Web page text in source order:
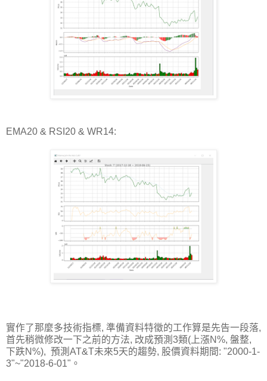
EMA20 & RSI20 & WR14:
實作了那麼多技術指標, 準備資料特徵的工作算是先告一段落,
首先稍微修改一下之前的方法, 改成預測3類(上漲N%, 盤整,
下跌N%), 預測AT&T未來5天的趨勢, 股價資料期間: "2000-1-
3"~"2018-6-01"。